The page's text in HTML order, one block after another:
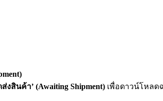
งสินค้า’ (Awaiting Shipment) เพื่อดาวน์โหลด